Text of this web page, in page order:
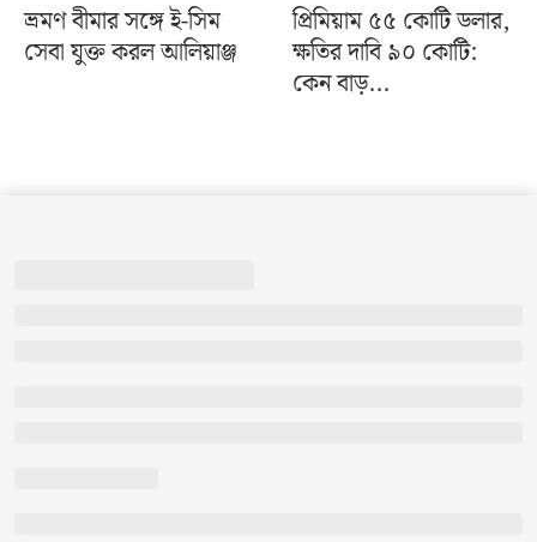
ভ্রমণ বীমার সঙ্গে ই-সিম
সেবা যুক্ত করল আলিয়াঞ্জ
প্রিমিয়াম ৫৫ কোটি ডলার,
ক্ষতির দাবি ৯০ কোটি:
কেন বাড়...